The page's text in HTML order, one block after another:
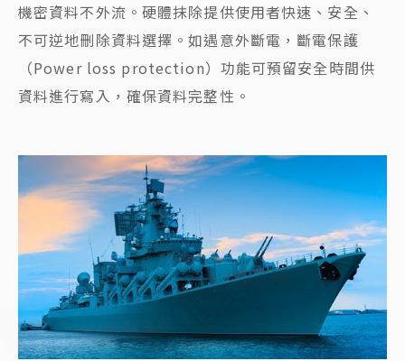
機密資料不外流。硬體抹除提供使用者快速、安全、
不可逆地刪除資料選擇。如遇意外斷電，斷電保護
（Power loss protection）功能可預留安全時間供
資料進行寫入，確保資料完整性。